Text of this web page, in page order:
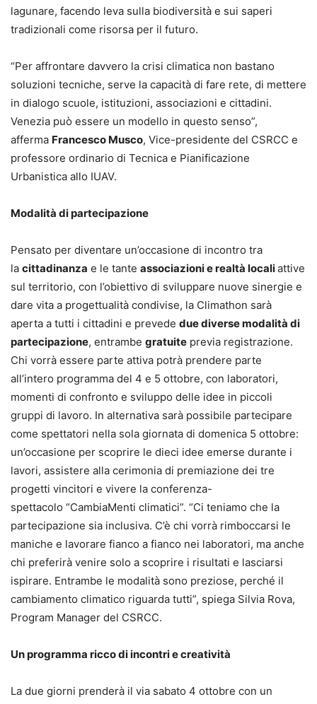
lagunare, facendo leva sulla biodiversità e sui saperi
tradizionali come risorsa per il futuro.
“Per affrontare davvero la crisi climatica non bastano
soluzioni tecniche, serve la capacità di fare rete, di mettere
in dialogo scuole, istituzioni, associazioni e cittadini.
Venezia può essere un modello in questo senso”,
afferma Francesco Musco, Vice-presidente del CSRCC e
professore ordinario di Tecnica e Pianificazione
Urbanistica allo IUAV.
Modalità di partecipazione
Pensato per diventare un’occasione di incontro tra
la cittadinanza e le tante associazioni e realtà localiattive
sul territorio, con l’obiettivo di sviluppare nuove sinergie e
dare vita a progettualità condivise, la Climathon sarà
aperta a tutti i cittadini e prevede due diverse modalità di
partecipazione, entrambe gratuite previa registrazione.
Chi vorrà essere parte attiva potrà prendere parte
all’intero programma del 4 e 5 ottobre, con laboratori,
momenti di confronto e sviluppo delle idee in piccoli
gruppi di lavoro. In alternativa sarà possibile partecipare
come spettatori nella sola giornata di domenica 5 ottobre:
un’occasione per scoprire le dieci idee emerse durante i
lavori, assistere alla cerimonia di premiazione dei tre
progetti vincitori e vivere la conferenza-
spettacolo “CambiaMenti climatici”. “Ci teniamo che la
partecipazione sia inclusiva. C’è chi vorrà rimboccarsi le
maniche e lavorare fianco a fianco nei laboratori, ma anche
chi preferirà venire solo a scoprire i risultati e lasciarsi
ispirare. Entrambe le modalità sono preziose, perché il
cambiamento climatico riguarda tutti”, spiega Silvia Rova,
Program Manager del CSRCC.
Un programma ricco di incontri e creatività
La due giorni prenderà il via sabato 4 ottobre con un